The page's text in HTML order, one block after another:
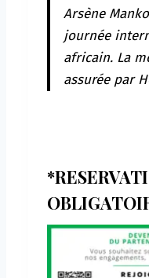
Arsène
journée
africain. La
assurée par